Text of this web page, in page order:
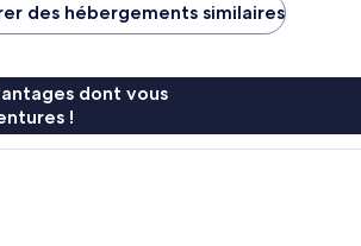
des hébergements similaires
dont vous
!